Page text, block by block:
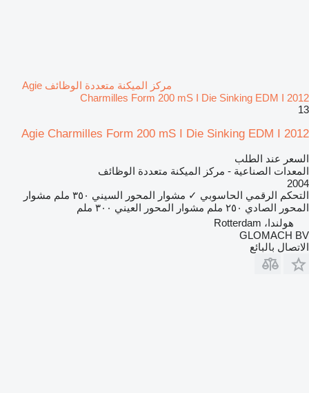
مركز الميكنة متعددة الوظائف Agie
Charmilles Form 200 mS I Die Sinking EDM I 2012
13
Agie Charmilles Form 200 mS I Die Sinking EDM I 2012
السعر عند الطلب
المعدات الصناعية - مركز الميكنة متعددة الوظائف
2004
التحكم الرقمي الحاسوبي ✓ مشوار المحور السيني ٣٥٠ ملم
مشوار
المحور الصادي ٢٥٠ ملم مشوار المحور العيني ٣٠٠ ملم
هولندا، Rotterdam
GLOMACH BV
الاتصال بالبائع